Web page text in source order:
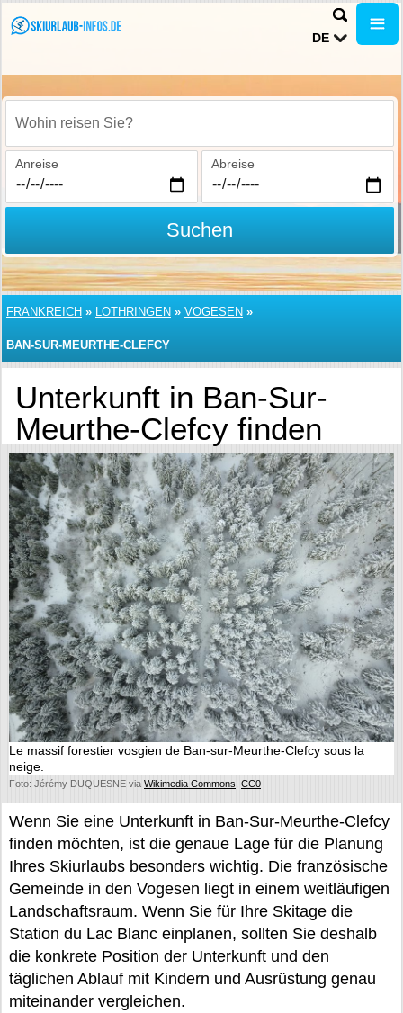
DE
Wohin reisen Sie?
Anreise Abreise
Suchen
FRANKREICH » LOTHRINGEN » VOGESEN »
BAN-SUR-MEURTHE-CLEFCY
Unterkunft in Ban-Sur-
Meurthe-Clefcy finden
Le massif forestier vosgien de Ban-sur-Meurthe-Clefcy sous la
neige.
Foto: Jérémy DUQUESNE via Wikimedia Commons CC0
Wenn Sie eine Unterkunft in Ban-Sur-Meurthe-Clefcy
finden möchten, ist die genaue Lage für die Planung
Ihres Skiurlaubs besonders wichtig. Die französische
Gemeinde in den Vogesen liegt in einem weitläufigen
Landschaftsraum. Wenn Sie für Ihre Skitage die
Station du Lac Blanc einplanen, sollten Sie deshalb
die konkrete Position der Unterkunft und den
täglichen Ablauf mit Kindern und Ausrüstung genau
miteinander vergleichen.